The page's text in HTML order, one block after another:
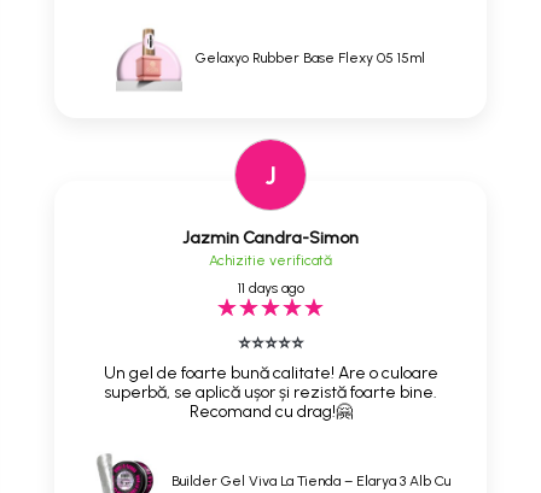
Gelaxyo Rubber Base Flexy 05 15ml
J
Jazmin Candra-Simon
Achizitie verificată
11 days ago
⭐⭐⭐⭐⭐
Un gel de foarte bună calitate! Are o culoare
superbă, se aplică ușor și rezistă foarte bine.
Recomand cu drag!🤗
Builder Gel Viva La Tienda – Elarya 3 Alb Cu